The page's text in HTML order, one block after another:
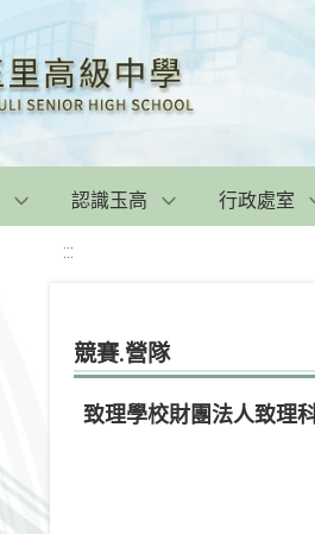
認識玉高 行政處室
:::
競賽.營隊
致理學校財團法人致理